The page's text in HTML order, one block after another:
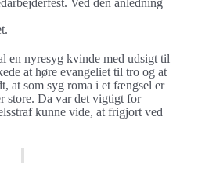
en nyresyg kvinde med udsigt til
at høre evangeliet til tro og at
at som syg roma i et fængsel er
store. Da var det vigtigt for
kunne vide, at frigjort ved